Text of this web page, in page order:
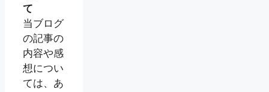
て
当ブログ
の記事の
内容や感
想につい
ては、あ